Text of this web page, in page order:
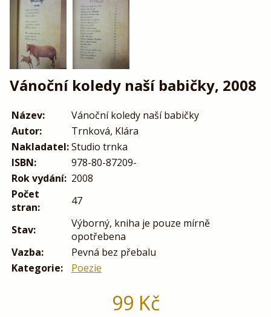
Vánoční koledy naší babičky, 2008
Název:
Vánoční koledy naší babičky
Autor:
Trnková, Klára
Nakladatel:Studio trnka
ISBN:
978-80-87209-
Rok vydání: 2008
Počet
stran:
47
Stav:
Výborný, kniha je pouze mírně
opotřebena
Vazba:
Pevná bez přebalu
Kategorie:
Poezie
99 Kč